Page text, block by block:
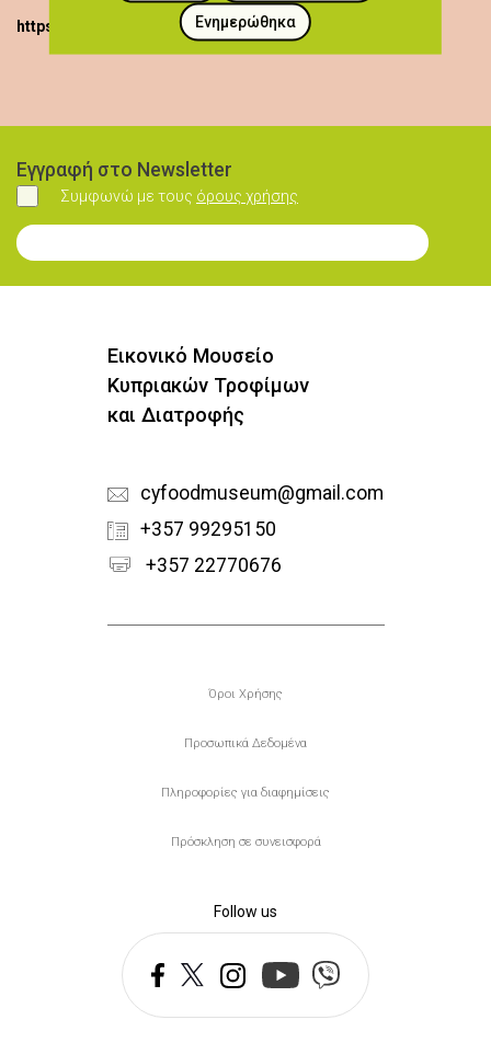
https://heartlandoflegends.com/workshops/
Εγγραφή στο Newsletter
Συμφωνώ
Συμφωνώ με τους όρους χρήσης
Εγγραφή στο Newsletter
Εικονικό Μουσείο
Κυπριακών Τροφίμων
και Διατροφής
cyfoodmuseum@gmail.com
+357 99295150
+357 22770676
Υποσέλιδο
Όροι Χρήσης
Προσωπικά Δεδομένα
Πληροφορίες για διαφημίσεις
Πρόσκληση σε συνεισφορά
Follow us
Ενημερώθηκα